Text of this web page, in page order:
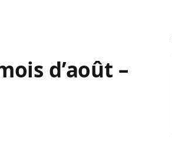
d’août –